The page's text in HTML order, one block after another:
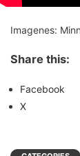
Imagenes:
Share this:
Facebook
X